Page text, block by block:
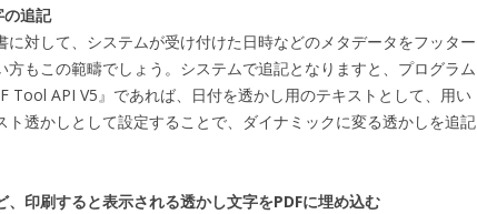
の追記
対して、システムが受け付けた日時などのメタデータをフッター
もこの範疇でしょう。システムで追記となりますと、プログラム
Tool API V5』であれば、日付を透かし用のテキストとして、用い
ト透かしとして設定することで、ダイナミックに変る透かしを追記
、印刷すると表示される透かし文字をPDFに埋め込む